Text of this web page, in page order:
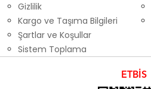
Gizlilik
Kargo ve Taşıma Bilgileri
Şartlar ve Koşullar
Sistem Toplama
ETBİS